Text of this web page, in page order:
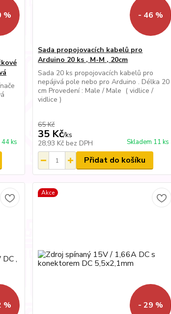
%
ks
- 46 %
Sada propojovacích kabelů pro
Arduino 20 ks , M-M , 20cm
Sada 20 ks propojovacích kabelů pro
nepájivá pole nebo pro Arduino . Délka 20
cm Provedení : Male / Male ( vidlice /
vidlice )
65 Kč
35 Kč/ks
28,93 Kč bez DPH Skladem 11 ks
Přidat do košíku
%
Akce
- 29 %